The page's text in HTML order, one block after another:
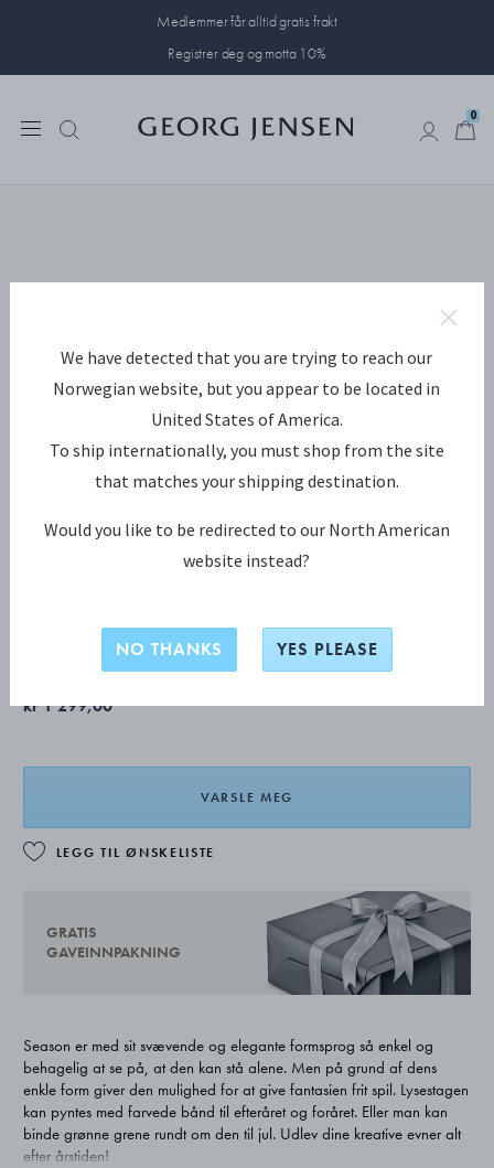
Medlemmer får alltid gratis frakt
Registrer deg og motta 10%
0
SEASON Lysestaker
kr 1 299,00
VARSLE MEG
LEGG TIL ØNSKELISTE
GRATIS
GAVEINNPAKNING
Season er med sit svævende og elegante formsprog så enkel og
behagelig at se på, at den kan stå alene. Men på grund af dens
enkle form giver den mulighed for at give fantasien frit spil. Lysestagen
kan pyntes med farvede bånd til efteråret og foråret. Eller man kan
binde grønne grene rundt om den til jul. Udlev dine kreative evner alt
efter årstiden!
We have detected that you are trying to reach our
Norwegian website, but you appear to be located in
United States of America.
To ship internationally, you must shop from the site
that matches your shipping destination.
Would you like to be redirected to our North American
website instead?
NO THANKS YES PLEASE